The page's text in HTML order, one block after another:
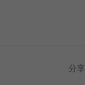
分享